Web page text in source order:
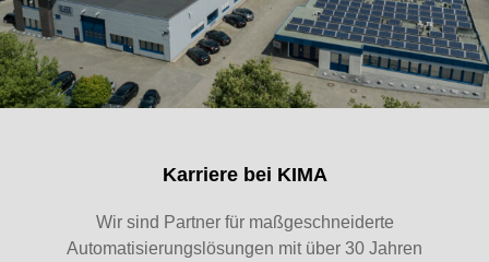
Karriere bei KIMA
Wir sind Partner für maßgeschneiderte
Automatisierungslösungen mit über 30 Jahren